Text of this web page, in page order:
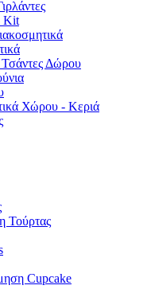
Kit
Δώρου
Χώρου - Κεριά
Τούρτας
Cupcake